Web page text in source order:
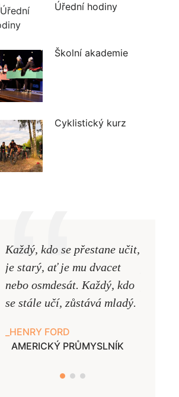
Úřední hodiny
Školní akademie
Cyklistický kurz
Každý, kdo se přestane učit,
je starý, ať je mu dvacet
nebo osmdesát. Každý, kdo
se stále učí, zůstává mladý.
HENRY FORD
AMERICKÝ PRŮMYSLNÍK